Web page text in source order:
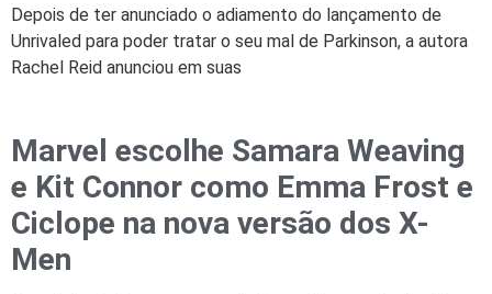
Depois de ter anunciado o adiamento do lançamento de
Unrivaled para poder tratar o seu mal de Parkinson, a autora
Rachel Reid anunciou em suas
Marvel escolhe Samara Weaving
e Kit Connor como Emma Frost e
Ciclope na nova versão dos X-
Men